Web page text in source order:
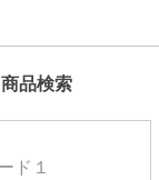
商品検索